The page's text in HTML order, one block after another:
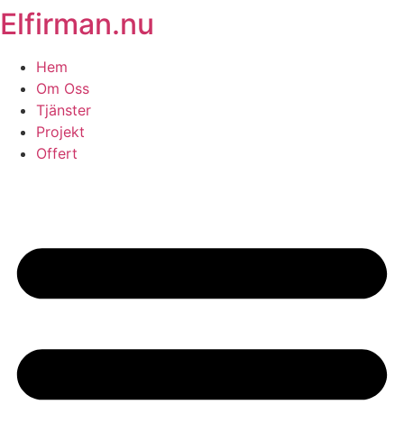
Skip
to
content
Elfirman.nu
Hem
Om Oss
Tjänster
Projekt
Offert